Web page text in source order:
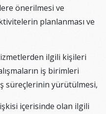
önerilmesi ve
planlanması ve
ilgili kişileri
iş birimleri
süreçlerinin yürütülmesi,
içerisinde olan ilgili